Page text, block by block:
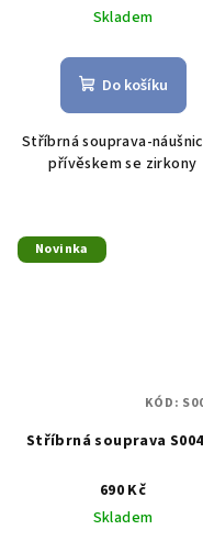
Skladem
Do košíku
Stříbrná souprava-
přívěskem se zirkony
Novinka
Stříbrná souprava
690 Kč
Skladem
KÓD: